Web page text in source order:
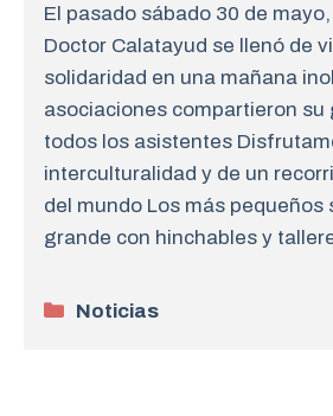
El pasado sábado 30 de
Doctor Calatayud se llenó de
solidaridad en una mañana
asociaciones compartieron su
todos los asistentes
interculturalidad y de un
del mundo Los más pequeños
grande con hinchables y
Categorías
Noticias